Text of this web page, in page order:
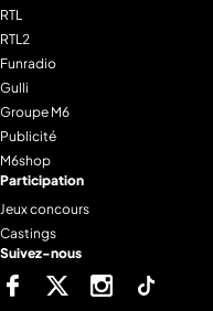
RTL
RTL2
Funradio
Gulli
Groupe M6
Publicité
M6shop
Participation
Jeux concours
Castings
Suivez-nous
FacebookTwitter Instagram